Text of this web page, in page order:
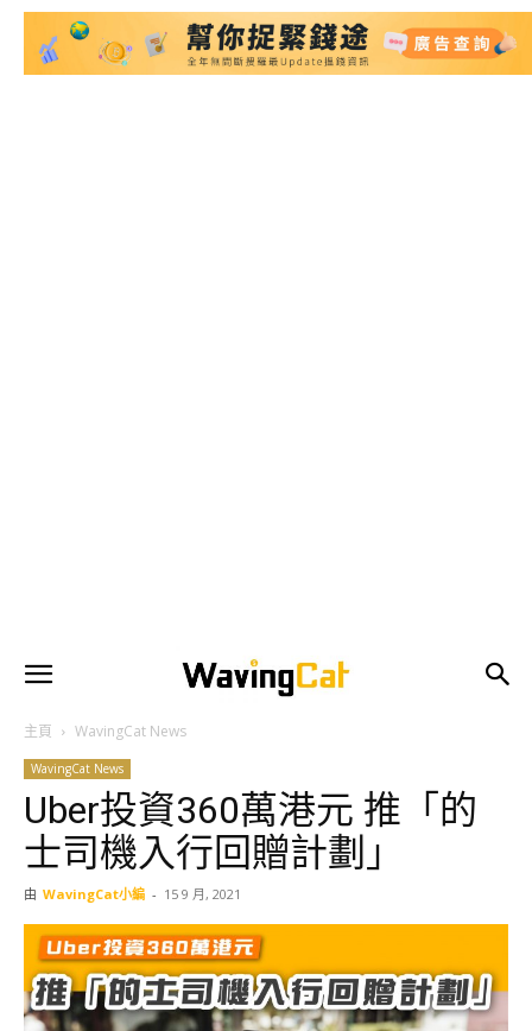
主頁 WavingCat News
WavingCat News
Uber投資360萬港元 推「的
士司機入行回贈計劃」
由 WavingCat小編 - 15 9 月, 2021